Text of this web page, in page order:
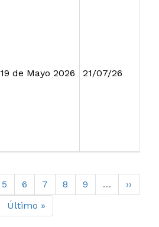
19 de Mayo 2026 21/07/26
Page
5 Page
6 Page
7 Page
8 Page
9 …
››
Última página
Último »